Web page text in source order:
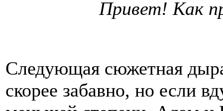
Привет! Как
Следующая сюжетная
скорее забавно, но если